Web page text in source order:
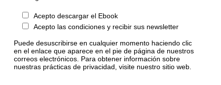
Acepto descargar el Ebook
Acepto las condiciones y recibir sus newsletter
Puede desuscribirse en cualquier momento haciendo clic
en el enlace que aparece en el pie de página de nuestros
correos electrónicos. Para obtener información sobre
nuestras prácticas de privacidad, visite nuestro sitio web.